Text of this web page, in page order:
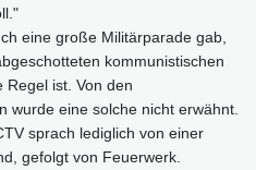
eine große Militärparade gab,
kommunistischen
Regel ist. Von den
wurde eine solche nicht erwähnt.
sprach lediglich von einer
gefolgt von Feuerwerk.